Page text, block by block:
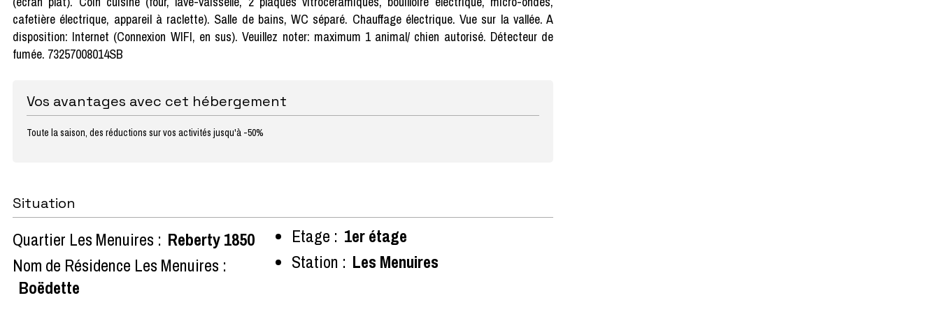
cafetière électrique, appareil à raclette). Salle de bains, WC séparé. Chauffage électrique. Vue sur la vallée. A
disposition: Internet (Connexion WIFI, en sus). Veuillez noter: maximum 1 animal/ chien autorisé. Détecteur de
fumée. 73257008014SB
Vos avantages avec cet hébergement
Toute la saison, des réductions sur vos activités jusqu'à -50%
Situation
Quartier Les Menuires : Reberty 1850
Nom de Résidence Les Menuires :
Boëdette
Etage : 1er étage
Station : Les Menuires